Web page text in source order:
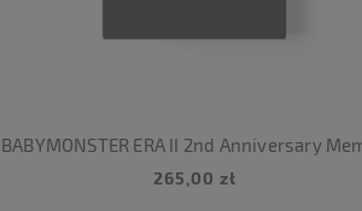
265,00 zł